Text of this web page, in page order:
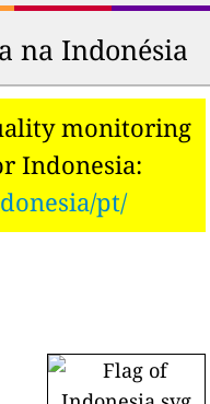
Makassar
57
Madiun
57
Rembangan
59
Purwakarta
60
Tangerang
63
Bojonegoro
63
Samarinda
na Indonésia
monitoring
Indonesia:
pt/